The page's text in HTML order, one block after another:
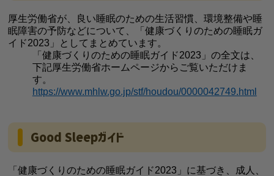
厚生労働省が、良い睡眠のための生活習慣、環境整備や睡
眠障害の予防などについて、「健康づくりのための睡眠ガ
イド2023」としてまとめています。
「健康づくりのための睡眠ガイド2023」の全文は、
下記厚生労働省ホームページからご覧いただけま
す。
https://www.mhlw.go.jp/stf/houdou/0000042749.html
Good Sleepガイド
「健康づくりのための睡眠ガイド2023」に基づき、成人、